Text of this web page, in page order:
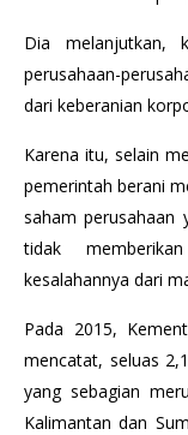
Dia melanjutkan,
perusahaan-
dari keberanian
Karena itu, selain
pemerintah berani
saham perusahaan
tidak
kesalahannya dari
Pada 2015,
mencatat, seluas
yang sebagian
Kalimantan dan